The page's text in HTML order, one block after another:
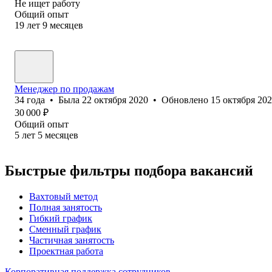
Не ищет работу
Общий опыт
19 лет 9 месяцев
Менеджер по продажам
34 года • Была 22 октября 2020 • Обновлено 15 октября
30 000 ₽
Общий опыт
5 лет 5 месяцев
Быстрые фильтры подбора вакансий
Вахтовый метод
Полная занятость
Гибкий график
Сменный график
Частичная занятость
Проектная работа